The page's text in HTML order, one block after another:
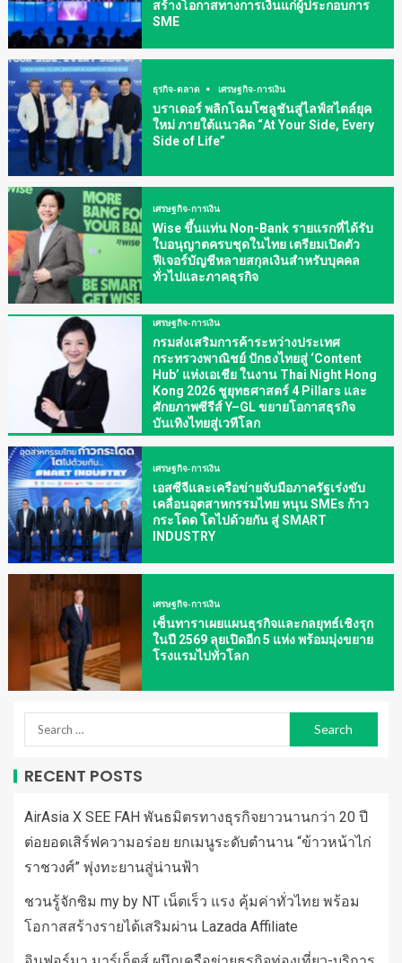
สร้างโอกาสทางการเงินแก่ผู้ประกอบการ
SME
ธุรกิจ-ตลาด เศรษฐกิจ-การเงิน
บราเดอร์ พลิกโฉมโซลูชันสู่ไลฟ์สไตล์ยุค
ใหม่ ภายใต้แนวคิด “At Your Side, Every
Side of Life”
เศรษฐกิจ-การเงิน
Wise ขึ้นแท่น Non-Bank รายแรกที่ได้รับ
ใบอนุญาตครบชุดในไทย เตรียมเปิดตัว
ฟีเจอร์บัญชีหลายสกุลเงินสำหรับบุคคล
ทั่วไปและภาคธุรกิจ
เศรษฐกิจ-การเงิน
กรมส่งเสริมการค้าระหว่างประเทศ
กระทรวงพาณิชย์ ปักธงไทยสู่ ‘Content
Hub’ แห่งเอเชีย ในงาน Thai Night Hong
Kong 2026 ชูยุทธศาสตร์ 4 Pillars และ
ศักยภาพซีรีส์ Y–GL ขยายโอกาสธุรกิจ
บันเทิงไทยสู่เวทีโลก
เศรษฐกิจ-การเงิน
เอสซีจีและเครือข่ายจับมือภาครัฐเร่งขับ
เคลื่อนอุตสาหกรรมไทย หนุน SMEs ก้าว
กระโดด โตไปด้วยกัน สู่ SMART
INDUSTRY
เศรษฐกิจ-การเงิน
เซ็นทาราเผยแผนธุรกิจและกลยุทธ์เชิงรุก
ในปี 2569 ลุยเปิดอีก 5 แห่ง พร้อมมุ่งขยาย
โรงแรมไปทั่วโลก
RECENT POSTS
AirAsia X SEE FAH พันธมิตรทางธุรกิจยาวนานกว่า 20 ปี
ต่อยอดเสิร์ฟความอร่อย ยกเมนูระดับตำนาน “ข้าวหน้าไก่
ราชวงศ์” พุ่งทะยานสู่น่านฟ้า
ชวนรู้จักซิม my by NT เน็ตเร็ว แรง คุ้มค่าทั่วไทย พร้อม
โอกาสสร้างรายได้เสริมผ่าน Lazada Affiliate